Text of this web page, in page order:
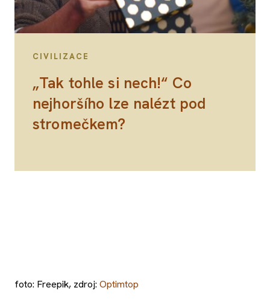
CIVILIZACE
„Tak tohle si nech!“ Co
nejhoršího lze nalézt pod
stromečkem?
foto: Freepik, zdroj: Optimtop